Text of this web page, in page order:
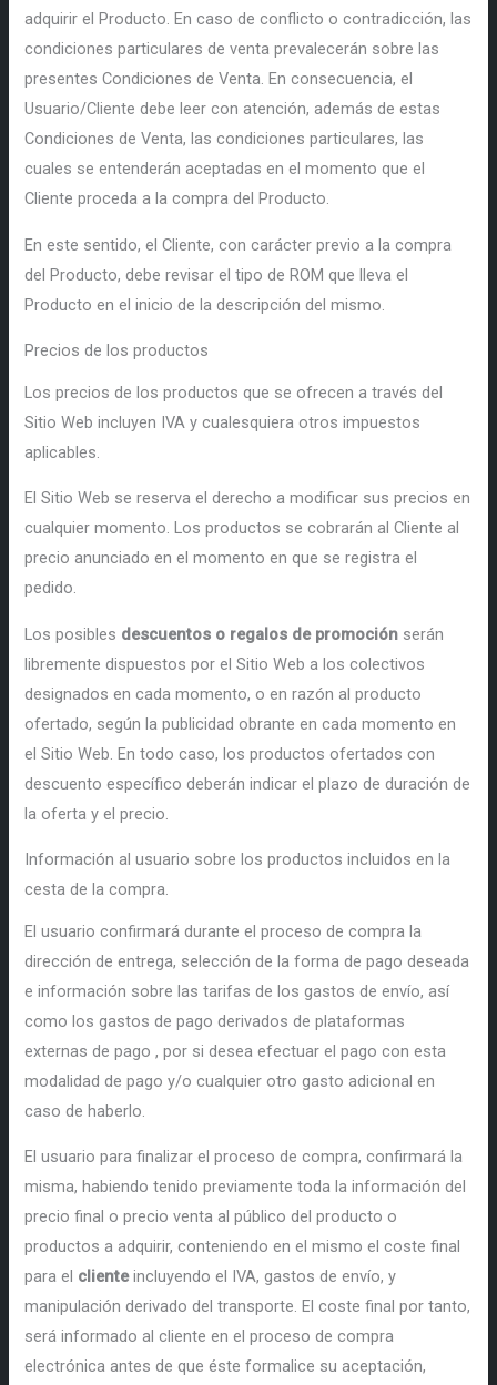
adquirir el Producto. En caso de conflicto o contradicción, las
condiciones particulares de venta prevalecerán sobre las
presentes Condiciones de Venta. En consecuencia, el
Usuario/Cliente debe leer con atención, además de estas
Condiciones de Venta, las condiciones particulares, las
cuales se entenderán aceptadas en el momento que el
Cliente proceda a la compra del Producto.
En este sentido, el Cliente, con carácter previo a la compra
del Producto, debe revisar el tipo de ROM que lleva el
Producto en el inicio de la descripción del mismo.
Precios de los productos
Los precios de los productos que se ofrecen a través del
Sitio Web incluyen IVA y cualesquiera otros impuestos
aplicables.
El Sitio Web se reserva el derecho a modificar sus precios en
cualquier momento. Los productos se cobrarán al Cliente al
precio anunciado en el momento en que se registra el
pedido.
Los posibles descuentos o regalos de promoción serán
libremente dispuestos por el Sitio Web a los colectivos
designados en cada momento, o en razón al producto
ofertado, según la publicidad obrante en cada momento en
el Sitio Web. En todo caso, los productos ofertados con
descuento específico deberán indicar el plazo de duración de
la oferta y el precio.
Información al usuario sobre los productos incluidos en la
cesta de la compra.
El usuario confirmará durante el proceso de compra la
dirección de entrega, selección de la forma de pago deseada
e información sobre las tarifas de los gastos de envío, así
como los gastos de pago derivados de plataformas
externas de pago , por si desea efectuar el pago con esta
modalidad de pago y/o cualquier otro gasto adicional en
caso de haberlo.
El usuario para finalizar el proceso de compra, confirmará la
misma, habiendo tenido previamente toda la información del
precio final o precio venta al público del producto o
productos a adquirir, conteniendo en el mismo el coste final
para el clienteincluyendo el IVA, gastos de envío, y
manipulación derivado del transporte. El coste final por tanto,
será informado al cliente en el proceso de compra
electrónica antes de que éste formalice su aceptación,